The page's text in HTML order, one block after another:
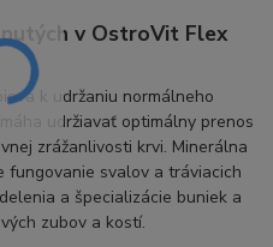
v OstroVit Flex
k udržaniu normálneho
udržiavať optimálny prenos
zrážanlivosti krvi. Minerálna
fungovanie svalov a tráviacich
a špecializácie buniek a
zubov a kostí.